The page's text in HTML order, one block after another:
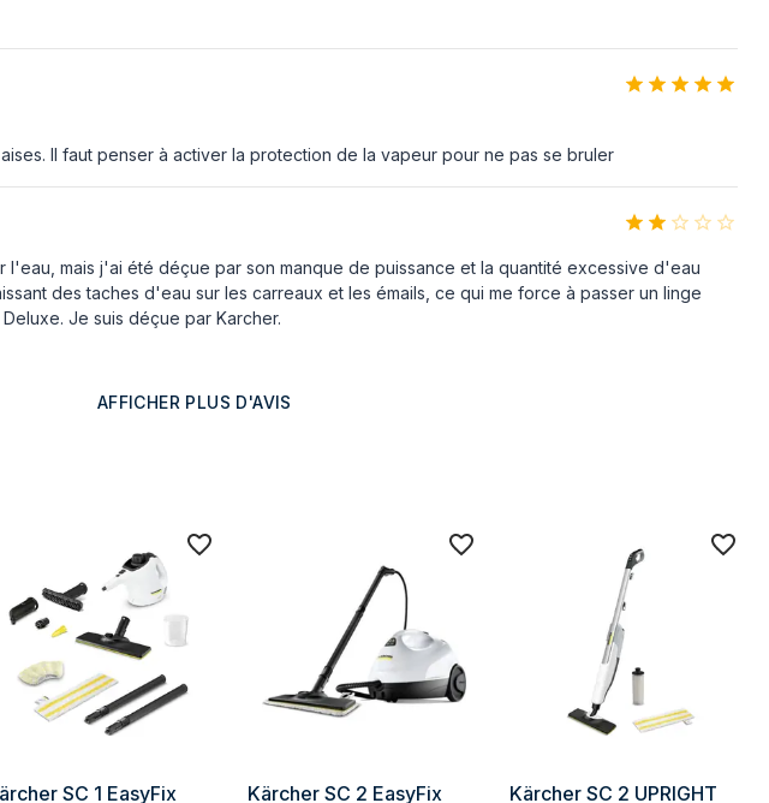
Il faut penser à activer la protection de la vapeur pour ne pas se bruler
l'eau, mais j'ai été déçue par son manque de puissance et la quantité excessive d'eau
des taches d'eau sur les carreaux et les émails, ce qui me force à passer un linge
Je suis déçue par Karcher.
AFFICHER PLUS D'AVIS
SC 1 EasyFix Kärcher SC 2 EasyFix Kärcher SC 2 UPRIGHT